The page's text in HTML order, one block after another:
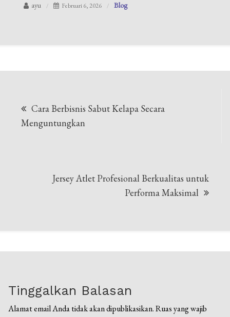
ayu Februari 6, 2026 Blog
pos
Cara Berbisnis Sabut Kelapa Secara
Menguntungkan
Jersey Atlet Profesional Berkualitas untuk
Performa Maksimal
Tinggalkan Balasan
Alamat email Anda tidak akan dipublikasikan. Ruas yang wajib